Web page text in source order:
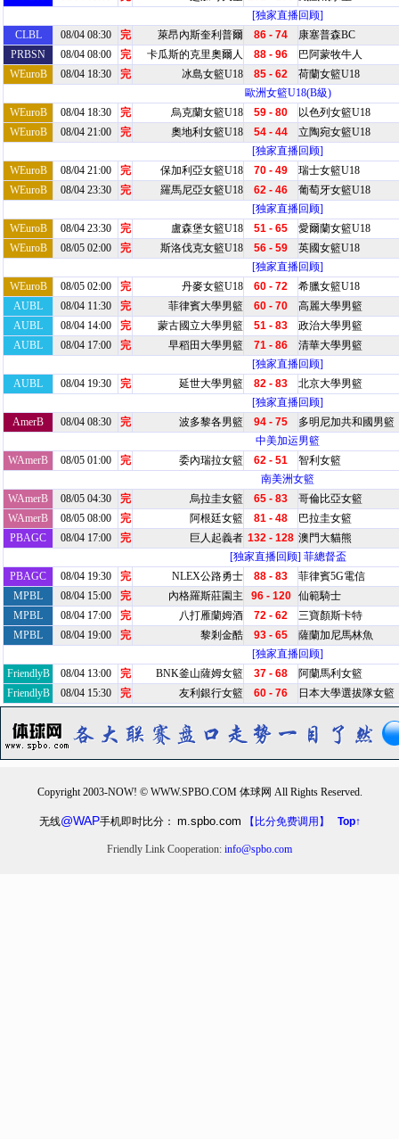
[独家直播回顾]
CLBL
08/04 08:30 完 萊昂內斯奎利普爾 86 - 74
康塞普森BC
PRBSN
08/04 08:00 完 卡瓜斯的克里奧爾人 88 - 96
巴阿蒙牧牛人
WEuroB
08/04 18:30 完 冰島女籃U18 85 - 62
荷蘭女籃U18
歐洲女籃U18(B級)
WEuroB
08/04 18:30 完 烏克蘭女籃U18 59 - 80
以色列女籃U18
WEuroB
08/04 21:00 完 奧地利女籃U18 54 - 44
立陶宛女籃U18
[独家直播回顾]
WEuroB
08/04 21:00 完 保加利亞女籃U18 70 - 49
瑞士女籃U18
WEuroB
08/04 23:30 完 羅馬尼亞女籃U18 62 - 46
葡萄牙女籃U18
[独家直播回顾]
WEuroB
08/04 23:30 完 盧森堡女籃U18 51 - 65
愛爾蘭女籃U18
WEuroB
08/05 02:00 完 斯洛伐克女籃U18 56 - 59
英國女籃U18
[独家直播回顾]
WEuroB
08/05 02:00 完 丹麥女籃U18 60 - 72
希臘女籃U18
AUBL
08/04 11:30 完 菲律賓大學男籃 60 - 70
高麗大學男籃
AUBL
08/04 14:00 完 蒙古國立大學男籃 51 - 83
政治大學男籃
AUBL
08/04 17:00 完 早稻田大學男籃 71 - 86
清華大學男籃
[独家直播回顾]
AUBL
08/04 19:30 完 延世大學男籃 82 - 83
北京大學男籃
[独家直播回顾]
AmerB
08/04 08:30 完 波多黎各男籃 94 - 75
多明尼加共和國男籃
中美加运男籃
WAmerB
08/05 01:00 完 委內瑞拉女籃 62 - 51
智利女籃
南美洲女籃
WAmerB
08/05 04:30 完 烏拉圭女籃 65 - 83
哥倫比亞女籃
WAmerB
08/05 08:00 完 阿根廷女籃 81 - 48
巴拉圭女籃
PBAGC
08/04 17:00 完 巨人起義者 132 - 128 澳門大貓熊
[独家直播回顾] 菲總督盃
PBAGC
08/04 19:30 完 NLEX公路勇士 88 - 83
菲律賓5G電信
MPBL
08/04 15:00 完 內格羅斯莊園主 96 - 120
仙範騎士
MPBL
08/04 17:00 完 八打雁蘭姆酒 72 - 62
三寶顏斯卡特
MPBL
08/04 19:00 完 黎剎金酷 93 - 65
薩蘭加尼馬林魚
[独家直播回顾]
FriendlyB
08/04 13:00 完 BNK釜山薩姆女籃 37 - 68
阿蘭馬利女籃
FriendlyB
08/04 15:30 完 友利銀行女籃 60 - 76 日本大學選拔隊女籃
Copyright 2003-NOW! © WWW.SPBO.COM 体球网 All Rights Reserved.
无线@WAP手机即时比分： m.spbo.com 【比分免费调用】 Top↑
Friendly Link Cooperation: info@spbo.com